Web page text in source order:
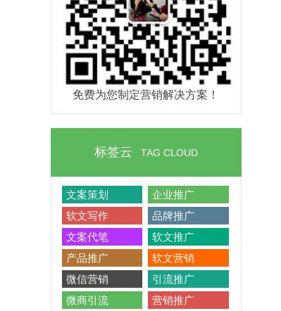
免费为您制定营销解决方案！
标签云 TAG CLOUD
文案策划
企业推广
软文写作
品牌推广
文案代笔
软文推广
产品推广
软文营销
微信营销
引流推广
微商引流
营销推广